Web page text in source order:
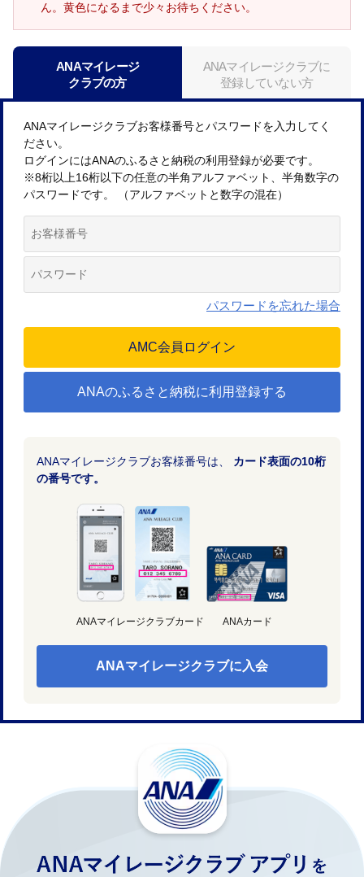
ん。黄色になるまで少々お待ちください。
ANAマイレージ
クラブの方
ANAマイレージクラブに
登録していない方
ANAマイレージクラブお客様番号とパスワードを入力してく
ださい。
ログインにはANAのふるさと納税の利用登録が必要です。
※8桁以上16桁以下の任意の半角アルファベット、半角数字の
パスワードです。 （アルファベットと数字の混在）
パスワードを忘れた場合
ANAのふるさと納税に利用登録する
ANAマイレージクラブお客様番号は、 カード表面の10桁
の番号です。
ANAマイレージクラブカード ANAカード
ANAマイレージクラブに入会